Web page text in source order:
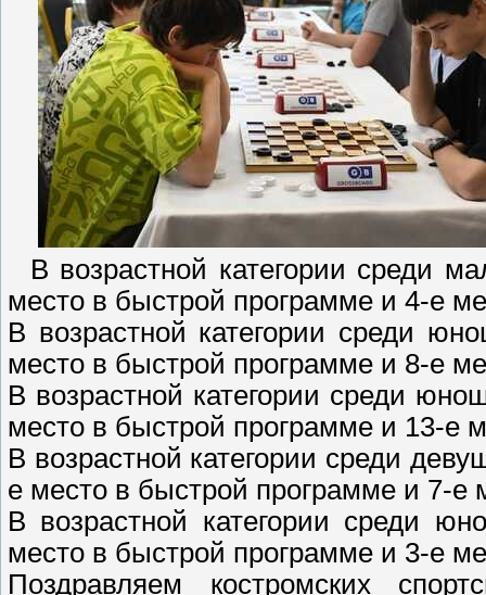
В возрастной категории среди
место в быстрой программе и 4-е
В возрастной категории среди
место в быстрой программе и 8-е
В возрастной категории среди
место в быстрой программе и 13-е
В возрастной категории среди
е место в быстрой программе и 7-е
В возрастной категории среди
место в быстрой программе и 3-е
Поздравляем костромских